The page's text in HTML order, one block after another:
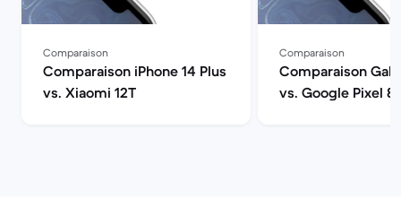
Comparaison
Comparaison iPhone 14 Plus
vs. Xiaomi 12T
Comparaison
Comparaison
vs. Google Pixel 8